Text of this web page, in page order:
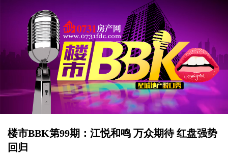
楼市BBK第99期：江悦和鸣 万众期待 红盘强势
回归